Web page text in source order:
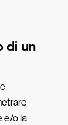
di un
e/o la